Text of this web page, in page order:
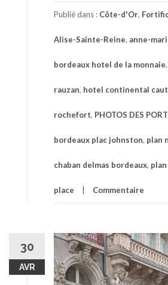
Publié dans : Côte-d'Or,
Alise-Sainte-Reine, anne-
bordeaux hotel de la monnaie,
rauzan, hotel continental
rochefort, PHOTOS DES
bordeaux plac johnston, plan
chaban delmas bordeaux,
place Commentaire
30
AVR